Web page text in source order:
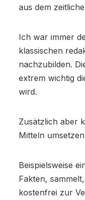
aus dem
Ich war immer
klassischen
nachzubilden.
extrem wichtig
wird.
Zusätzlich aber
Mitteln
Beispielsweise
Fakten,
kostenfrei zur